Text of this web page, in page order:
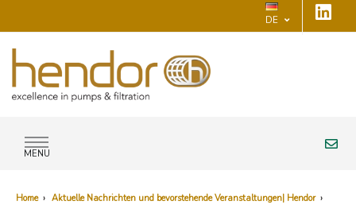
DE
MENU
Home › Aktuelle Nachrichten und bevorstehende Veranstaltungen| Hendor ›